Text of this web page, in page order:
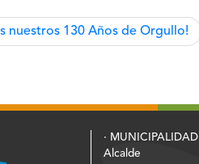
nuestros 130 Años de Orgullo!
· MUNICIPALIDAD
Alcalde